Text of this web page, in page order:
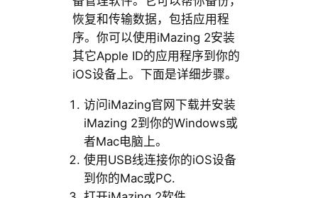
恢复和传输数据，包括应用程
序。你可以使用iMazing 2安装
其它Apple ID的应用程序到你的
iOS设备上。下面是详细步骤。
访问iMazing官网下载并安装
iMazing 2到你的Windows或
者Mac电脑上。
使用USB线连接你的iOS设备
到你的Mac或PC.